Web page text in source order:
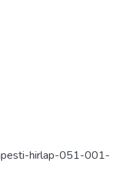
hirlap-051-001-